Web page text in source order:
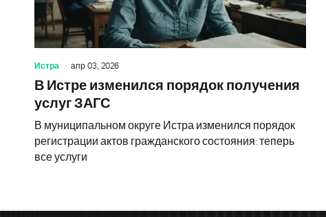
Истра апр 03, 2026
В Истре изменился порядок получения
услуг ЗАГС
В муниципальном округе Истра изменился порядок
регистрации актов гражданского состояния: теперь
все услуги